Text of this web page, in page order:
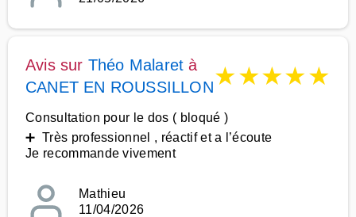
Avis sur Théo Malaret à
CANET EN ROUSSILLON★★★★★
Consultation pour le dos ( bloqué )
➕ Très professionnel , réactif et a l’écoute
Je recommande vivement
Mathieu
11/04/2026